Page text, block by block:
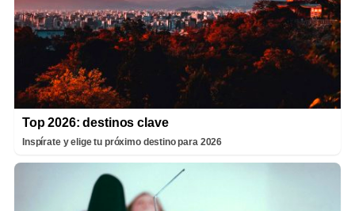
Top 2026: destinos clave
Inspírate y elige tu próximo destino para 2026